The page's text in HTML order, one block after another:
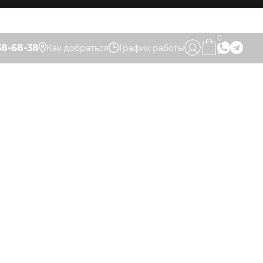
68-38 Как добраться График работы
0